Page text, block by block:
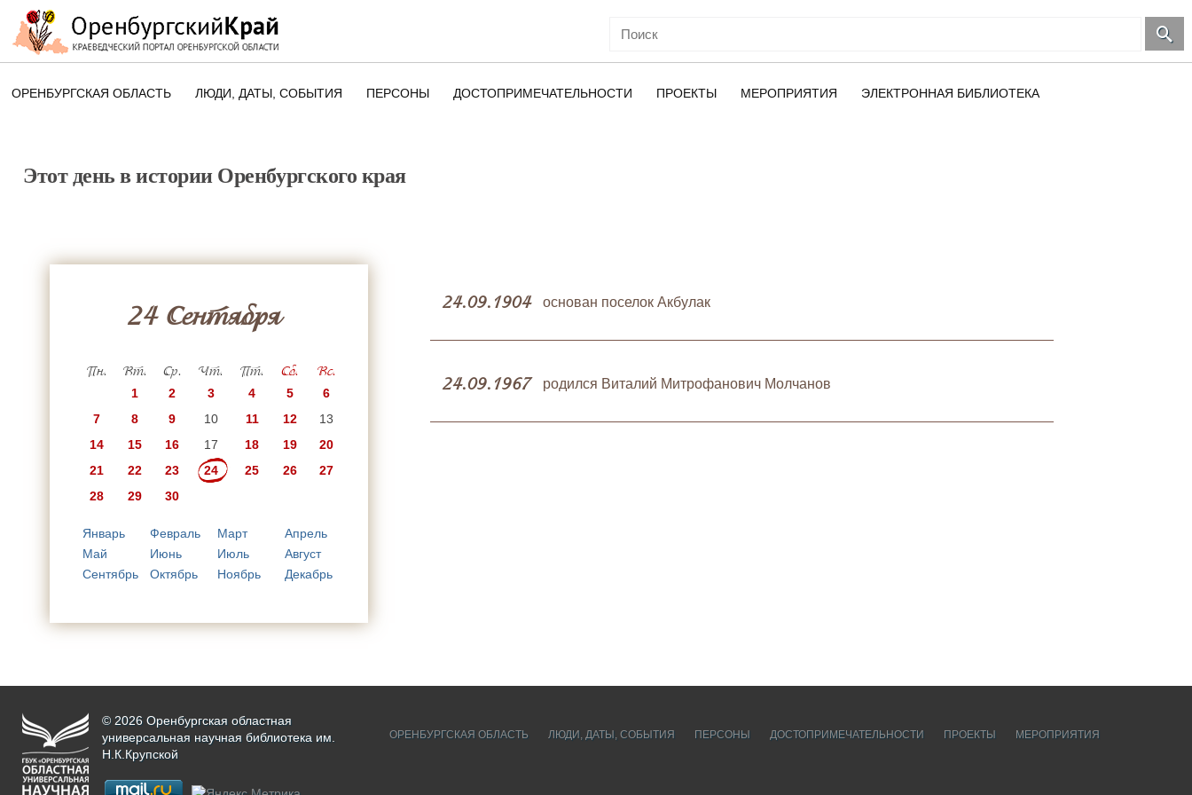
ОРЕНБУРГСКАЯ ОБЛАСТЬ ЛЮДИ, ДАТЫ, CОБЫТИЯ
ПАМЯТНЫЕ ДАТЫ ОРЕНБУРГСКОЙ
ПЕРСОНЫ ДОСТОПРИМЕЧАТЕЛЬНОСТИ ПРОЕКТЫ МЕРОПРИЯТИЯ ЭЛЕКТРОННАЯ БИБЛИОТЕКА
Этот день в истории Оренбургского края
24 Сентября
Пн. Вт. Ср. Чт. Пт. Сб. Вс.
1 2 3 4 5
6
7
8 9 10 11 12
13
14
15 16 17 18 19
20
21
22 23 24 25 26
27
28
29 30
Январь Февраль Март
Апрель
Май
Июнь Июль
Август
Сентябрь
Октябрь Ноябрь Декабрь
24.09.1904 основан поселок Акбулак
24.09.1967 родился Виталий Митрофанович Молчанов
© 2026 Оренбургская областная
универсальная научная библиотека им.
Н.К.Крупской
ОРЕНБУРГСКАЯ ОБЛАСТЬ ЛЮДИ, ДАТЫ, CОБЫТИЯ ПЕРСОНЫ ДОСТОПРИМЕЧАТЕЛЬНОСТИ ПРОЕКТЫ МЕРОПРИЯТИЯ